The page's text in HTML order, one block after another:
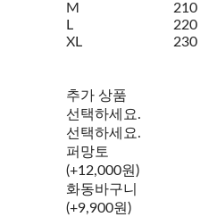
M
L
XL
210
220
230
추가 상품
선택하세요.
선택하세요.
퍼망토
(+12,000원)
화동바구니
(+9,900원)